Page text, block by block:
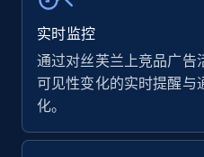
more.
35.3K+ 5.7K+
Amazon Reviews
实时监控
通过对丝芙兰上竞品广告
可见性变化的实时提醒与
化。